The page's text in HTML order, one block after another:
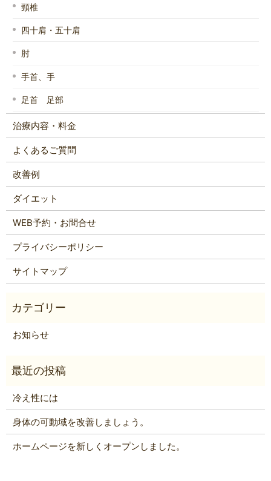
頸椎
四十肩・五十肩
肘
手首、手
足首 足部
治療内容・料金
よくあるご質問
改善例
ダイエット
WEB予約・お問合せ
プライバシーポリシー
サイトマップ
お知らせ
冷え性には
身体の可動域を改善しましょう。
ホームページを新しくオープンしました。